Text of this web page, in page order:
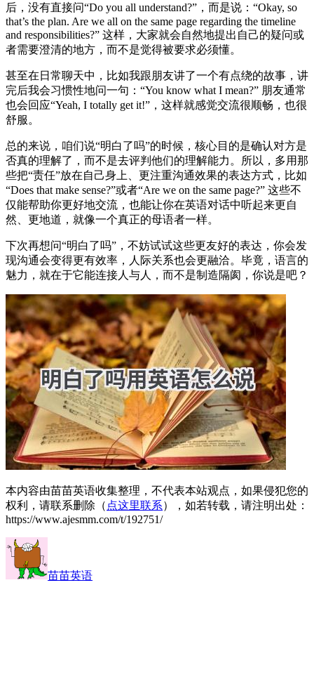
后，没有直接问“Do you all understand?”，而是说：“Okay, so
that’s the plan. Are we all on the same page regarding the timeline
and responsibilities?” 这样，大家就会自然地提出自己的疑问或
者需要澄清的地方，而不是觉得被要求必须懂。
甚至在日常聊天中，比如我跟朋友讲了一个有点绕的故事，讲
完后我会习惯性地问一句：“You know what I mean?” 朋友通常
也会回应“Yeah, I totally get it!”，这样就感觉交流很顺畅，也很
舒服。
总的来说，咱们说“明白了吗”的时候，核心目的是确认对方是
否真的理解了，而不是去评判他们的理解能力。所以，多用那
些把“责任”放在自己身上、更注重沟通效果的表达方式，比如
“Does that make sense?”或者“Are we on the same page?” 这些不
仅能帮助你更好地交流，也能让你在英语对话中听起来更自
然、更地道，就像一个真正的母语者一样。
下次再想问“明白了吗”，不妨试试这些更友好的表达，你会发
现沟通会变得更有效率，人际关系也会更融洽。毕竟，语言的
魅力，就在于它能连接人与人，而不是制造隔阂，你说是吧？
本内容由苗苗英语收集整理，不代表本站观点，如果侵犯您的
权利，请联系删除（ 点这里联系），如若转载，请注明出处：
https://www.ajesmm.com/t/192751/
苗苗英语